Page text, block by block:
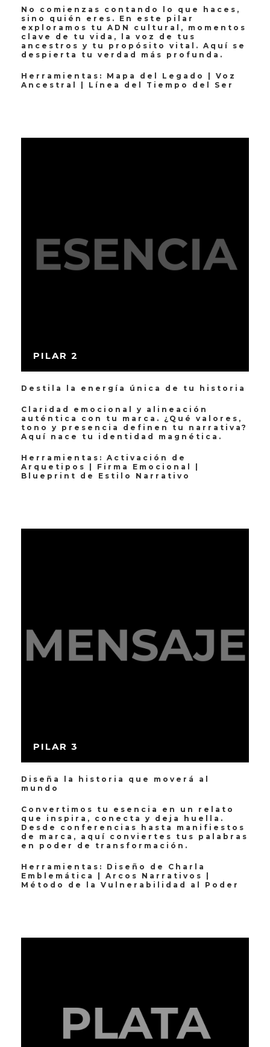
No comienzas contando lo que haces,
sino quién eres. En este pilar
exploramos tu ADN cultural, momentos
clave de tu vida, la voz de tus
ancestros y tu propósito vital. Aquí se
despierta tu verdad más profunda.
Herramientas: Mapa del Legado | Voz
Ancestral | Línea del Tiempo del Ser
PILAR 2
Destila la energía única de tu historia
Claridad emocional y alineación
auténtica con tu marca. ¿Qué valores,
tono y presencia definen tu narrativa?
Aquí nace tu identidad magnética.
Herramientas: Activación de
Arquetipos | Firma Emocional |
Blueprint de Estilo Narrativo
PILAR 3
Diseña la historia que moverá al
mundo
Convertimos tu esencia en un relato
que inspira, conecta y deja huella.
Desde conferencias hasta manifiestos
de marca, aquí conviertes tus palabras
en poder de transformación.
Herramientas: Diseño de Charla
Emblemática | Arcos Narrativos |
Método de la Vulnerabilidad al Poder